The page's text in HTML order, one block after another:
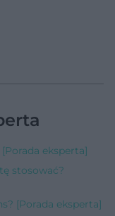
eksperta]
stosować?
[Porada eksperta]